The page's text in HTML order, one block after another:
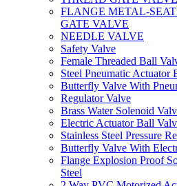
FLANGE METAL-
GATE VALVE
NEEDLE VALVE
Safety Valve
Female Threaded Ball
Steel Pneumatic Actuator
Butterfly Valve With
Regulator Valve
Brass Water Solenoid
Electric Actuator Ball
Stainless Steel Pressure
Butterfly Valve With
Flange Explosion Proof
Steel